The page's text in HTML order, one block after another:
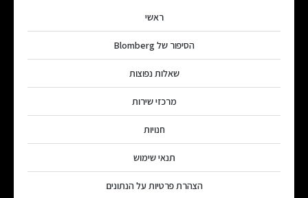
ראשי
הסיפור של Blomberg
שאלות נפוצות
מרכזי שירות
חנויות
תנאי שימוש
הצהרת פרטיות על הנתונים